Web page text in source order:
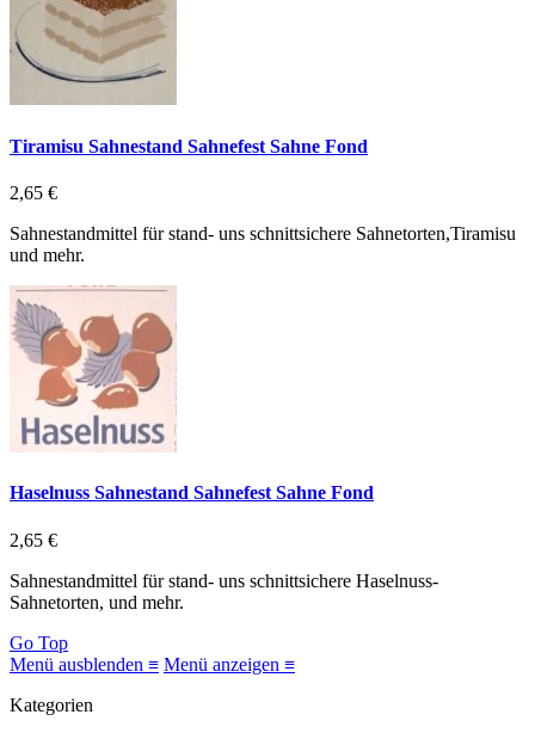
Tiramisu Sahnestand Sahnefest Sahne Fond
2,65 €
Sahnestandmittel für stand- uns schnittsichere Sahnetorten,Tiramisu
und mehr.
Haselnuss Sahnestand Sahnefest Sahne Fond
2,65 €
Sahnestandmittel für stand- uns schnittsichere Haselnuss-
Sahnetorten, und mehr.
Go Top
Menü ausblenden ≡ Menü anzeigen ≡
Kategorien